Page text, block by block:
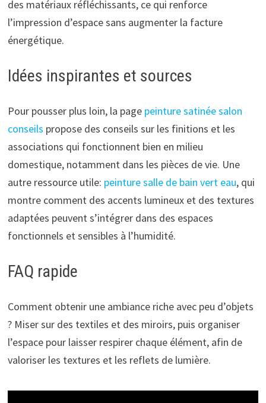
des matériaux réfléchissants, ce qui renforce
l’impression d’espace sans augmenter la facture
énergétique.
Idées inspirantes et sources
Pour pousser plus loin, la page peinture satinée salon
conseils propose des conseils sur les finitions et les
associations qui fonctionnent bien en milieu
domestique, notamment dans les pièces de vie. Une
autre ressource utile: peinture salle de bain vert eau, qui
montre comment des accents lumineux et des textures
adaptées peuvent s’intégrer dans des espaces
fonctionnels et sensibles à l’humidité.
FAQ rapide
Comment obtenir une ambiance riche avec peu d’objets
? Miser sur des textiles et des miroirs, puis organiser
l’espace pour laisser respirer chaque élément, afin de
valoriser les textures et les reflets de lumière.